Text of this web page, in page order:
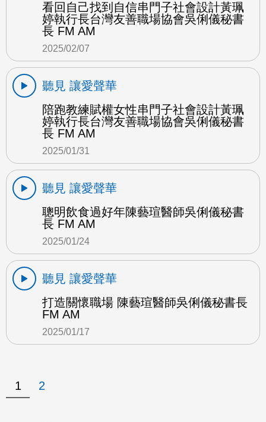
看回自己找到自信串門子社會設計黃珮
婷執行長台灣友善職場協會吳俐儀秘書
長 FM AM
2025/02/07
聽見 讓愛聲華
陪跑教練賦權女性串門子社會設計黃珮
婷執行長台灣友善職場協會吳俐儀秘書
長 FM AM
2025/01/31
聽見 讓愛聲華
聰明飲食過好年陳藝瑄醫師吳俐儀秘書
長 FM AM
2025/01/24
聽見 讓愛聲華
打造關懷職場 陳藝瑄醫師吳俐儀秘書長
FM AM
2025/01/17
1 2